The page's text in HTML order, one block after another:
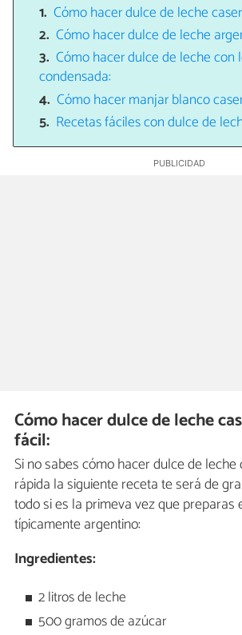
Cómo hacer dulce de leche
Cómo hacer dulce de leche
Cómo hacer dulce de leche con
condensada:
Cómo hacer manjar blanco
Recetas fáciles con dulce de
Cómo hacer dulce de leche
fácil:
Si no sabes cómo hacer dulce de
rápida la siguiente receta te será de
todo si es la primeva vez que preparas
típicamente argentino:
Ingredientes:
2 litros de leche
500 gramos de azúcar